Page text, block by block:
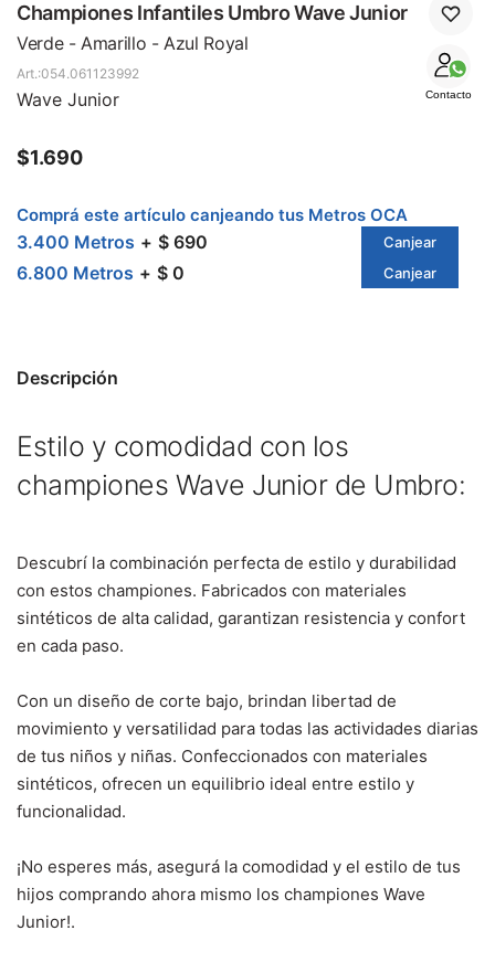
Championes Infantiles Umbro Wave Junior
Verde - Amarillo - Azul Royal
Contacto
054.061123992
Wave Junior
$1.690
Comprá este artículo canjeando tus Metros OCA
3.400 Metros $ 690 Canjear
6.800 Metros $ 0 Canjear
Descripción
Estilo y comodidad con los
championes Wave Junior de Umbro:
Descubrí la combinación perfecta de estilo y durabilidad
con estos championes. Fabricados con materiales
sintéticos de alta calidad, garantizan resistencia y confort
en cada paso.
Con un diseño de corte bajo, brindan libertad de
movimiento y versatilidad para todas las actividades diarias
de tus niños y niñas. Confeccionados con materiales
sintéticos, ofrecen un equilibrio ideal entre estilo y
funcionalidad.
¡No esperes más, asegurá la comodidad y el estilo de tus
hijos comprando ahora mismo los championes Wave
Junior!.